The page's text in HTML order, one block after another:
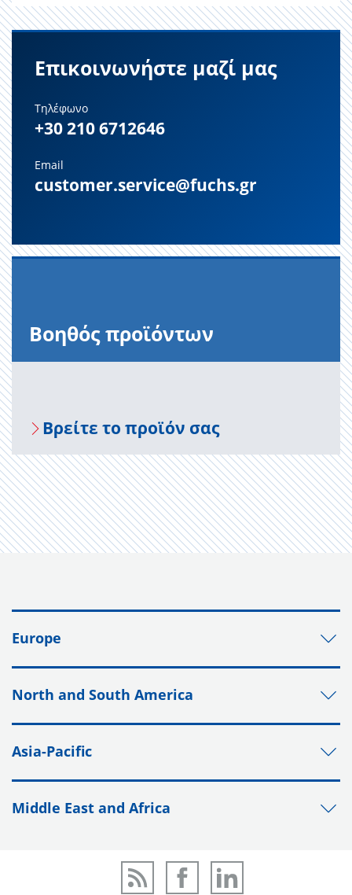
Επικοινωνήστε μαζί μας
Τηλέφωνο
+30 210 6712646
Email
customer.service@fuchs.gr
Βοηθός προϊόντων
Βρείτε το προϊόν σας
Europe
North and South America
Asia-Pacific
Middle East and Africa